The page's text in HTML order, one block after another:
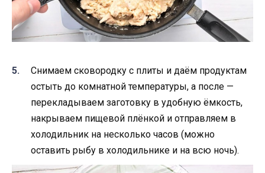
Снимаем сковородку с плиты и даём продуктам
остыть до комнатной температуры, а после —
перекладываем заготовку в удобную ёмкость,
накрываем пищевой плёнкой и отправляем в
холодильник на несколько часов (можно
оставить рыбу в холодильнике и на всю ночь).